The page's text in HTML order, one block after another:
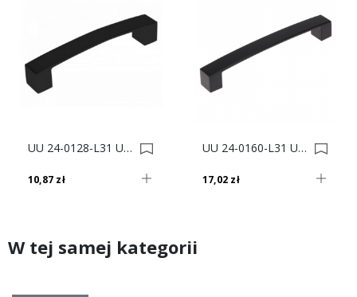
UU 24-0128-L31 UCHWYT MEBLOWY 0015404
10,87 zł
UU 24-0160-L31 UCHWYT MEBLOWY 0015405
17,02 zł
W tej samej kategorii